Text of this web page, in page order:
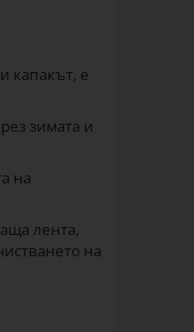
капакът, е
зимата и
на
лента,
на